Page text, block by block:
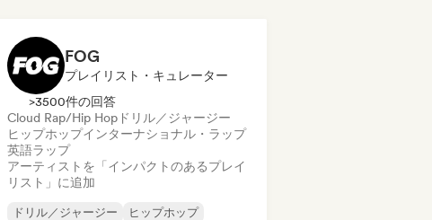
FOG
プレイリスト・キュレーター
>3500件の回答
Cloud Rap/Hip Hopドリル／ジャージー
ヒップホップインターナショナル・ラップ
英語ラップ
アーティストを「インパクトのあるプレイ
リスト」に追加
ドリル／ジャージー
ヒップホップ